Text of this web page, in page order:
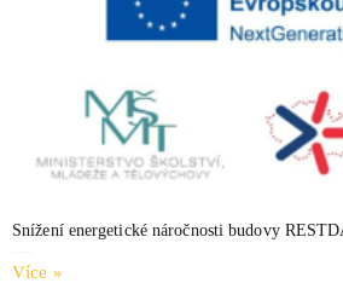
Snížení energetické náročnosti budovy
Více »